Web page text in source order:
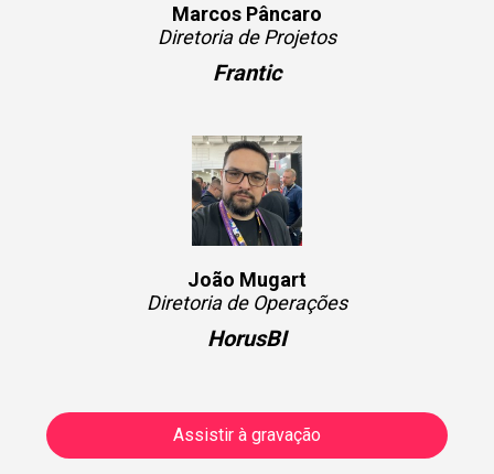
Marcos Pâncaro
Diretoria de Projetos
Frantic
João Mugart
Diretoria de Operações
HorusBI
Assistir à gravação